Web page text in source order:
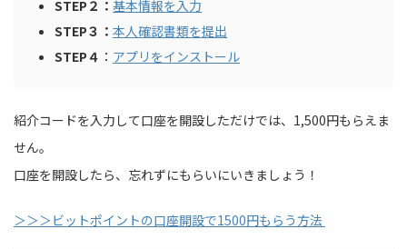
STEP２： 基本情報を入力
STEP３： 本人確認書類を提出
STEP４ ： アプリをインストール
紹介コードを入力して口座を開設しただけでは、1,500円もらえま
せん。
口座を開設したら、忘れずにもらいにいきましょう！
＞＞＞ビットポイントの口座開設で1500円もらう方法